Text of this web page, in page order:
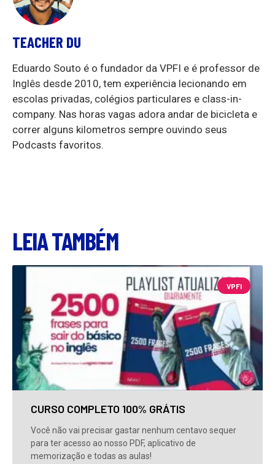
TEACHER DU
Eduardo Souto é o fundador da VPFI e é professor de
Inglês desde 2010, tem experiência lecionando em
escolas privadas, colégios particulares e class-in-
company. Nas horas vagas adora andar de bicicleta e
correr alguns kilometros sempre ouvindo seus
Podcasts favoritos.
LEIA TAMBÉM
VPFI
CURSO COMPLETO 100% GRÁTIS
Você não vai precisar gastar nenhum centavo sequer
para ter acesso ao nosso PDF, aplicativo de
memorização e todas as aulas!